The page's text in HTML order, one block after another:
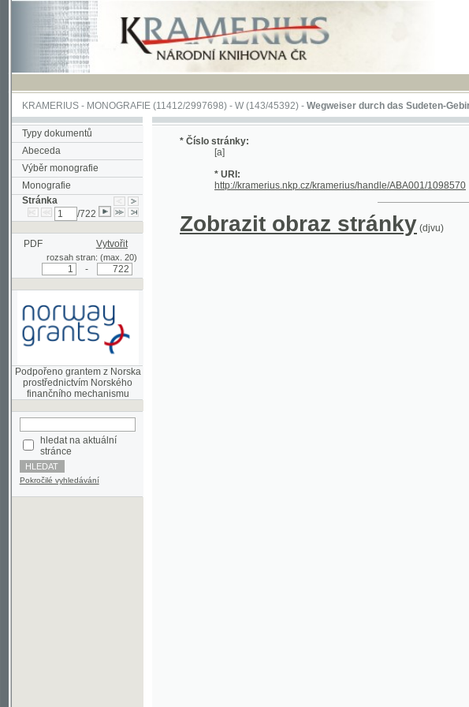
KRAMERIUS-MONOGRAFIE(11412/2997698) -W (143/45392)-Wegweiser durch das Sudeten-Gebirge(1/722)
Typy dokumentů
Abeceda
Výběr monografie
Monografie
Stránka
/722
PDF Vytvořit
rozsah stran: (max. 20)
Podpořeno grantem z Norska
prostřednictvím Norského
hledat na aktuální
stránce
Pokročilé vyhledávání
* Číslo stránky:
[a]
* URI:
http://kramerius.nkp.cz/kramerius/handle/ABA001/1098570
Zobrazit obraz stránky